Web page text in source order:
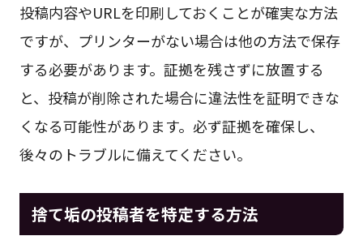
投稿内容やURLを印刷しておくことが確実な方法
ですが、プリンターがない場合は他の方法で保存
する必要があります。証拠を残さずに放置する
と、投稿が削除された場合に違法性を証明できな
くなる可能性があります。必ず証拠を確保し、
後々のトラブルに備えてください。
捨て垢の投稿者を特定する方法